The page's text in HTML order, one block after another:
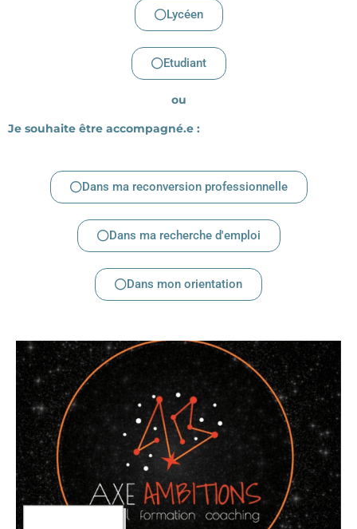
Lycéen
Etudiant
ou
Je souhaite être accompagné.e :
Dans ma reconversion professionnelle
Dans ma recherche d'emploi
Dans mon orientation